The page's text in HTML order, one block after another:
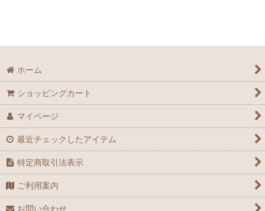
ホーム
ショッピングカート
マイページ
最近チェックしたアイテム
特定商取引法表示
ご利用案内
お問い合わせ